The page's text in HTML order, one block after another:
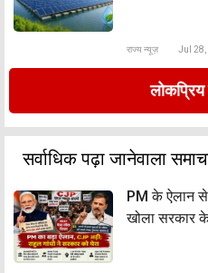
राज्य न्यूज़ Jul 28,
लोकप्रिय
सर्वाधिक पढ़ा जानेवाला
PM के ऐलान से
खोला सरकार के